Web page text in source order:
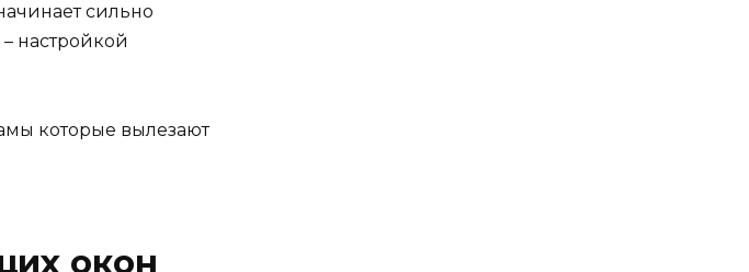
сильно
настройкой
которые вылезают
окон